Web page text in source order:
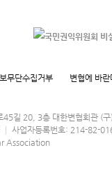
무단수집거부
변협에 바란
45길 20, 3층 대한변협회관 (
│ 사업자등록번호: 214-
Association